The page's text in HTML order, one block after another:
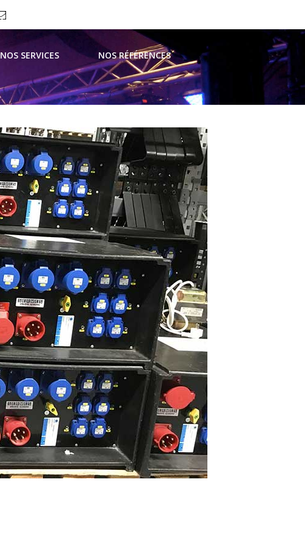
contact@avsevents.fr
NOS SERVICES
NOS RÉFÉRENCES